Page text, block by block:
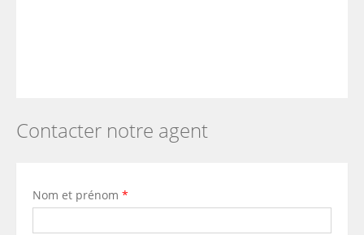
Contacter notre agent
Nom et prénom *